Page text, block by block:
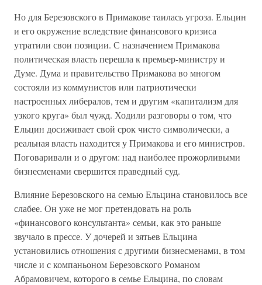
Но для Березовского в Примакове таилась угроза. Ельцин
и его окружение вследствие финансового кризиса
утратили свои позиции. С назначением Примакова
политическая власть перешла к премьер-министру и
Думе. Дума и правительство Примакова во многом
состояли из коммунистов или патриотически
настроенных либералов, тем и другим «капитализм для
узкого круга» был чужд. Ходили разговоры о том, что
Ельцин досиживает свой срок чисто символически, а
реальная власть находится у Примакова и его министров.
Поговаривали и о другом: над наиболее прожорливыми
бизнесменами свершится праведный суд.
Влияние Березовского на семью Ельцина становилось все
слабее. Он уже не мог претендовать на роль
«финансового консультанта» семьи, как это раньше
звучало в прессе. У дочерей и зятьев Ельцина
установились отношения с другими бизнесменами, в том
числе и с компаньоном Березовского Романом
Абрамовичем, которого в семье Ельцина, по словам